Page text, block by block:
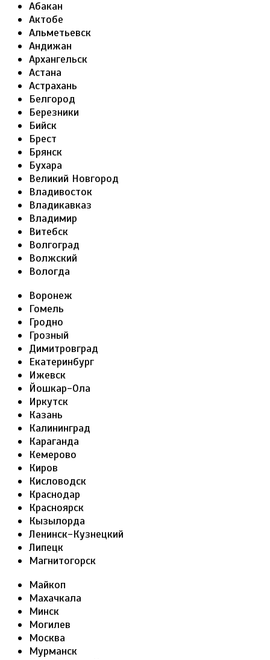
Абакан
Актобе
Альметьевск
Андижан
Архангельск
Астана
Астрахань
Белгород
Березники
Бийск
Брест
Брянск
Бухара
Великий Новгород
Владивосток
Владикавказ
Владимир
Витебск
Волгоград
Волжский
Вологда
Воронеж
Гомель
Гродно
Грозный
Димитровград
Екатеринбург
Ижевск
Йошкар-Ола
Иркутск
Казань
Калининград
Караганда
Кемерово
Киров
Кисловодск
Краснодар
Красноярск
Кызылорда
Ленинск-Кузнецкий
Липецк
Магнитогорск
Майкоп
Махачкала
Минск
Могилев
Москва
Мурманск